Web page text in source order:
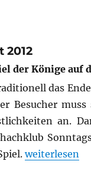
2012
der Könige auf
das
Besucher
an.
„Vorschau:
weiterlesen